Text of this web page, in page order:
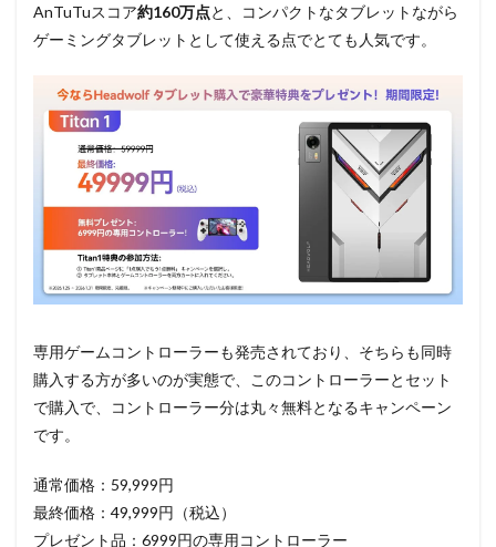
AnTuTuスコア約160万点と、コンパクトなタブレットながら
ゲーミングタブレットとして使える点でとても人気です。
専用ゲームコントローラーも発売されており、そちらも同時
購入する方が多いのが実態で、このコントローラーとセット
で購入で、コントローラー分は丸々無料となるキャンペーン
です。
通常価格：59,999円
最終価格：49,999円（税込）
プレゼント品：6999円の専用コントローラー